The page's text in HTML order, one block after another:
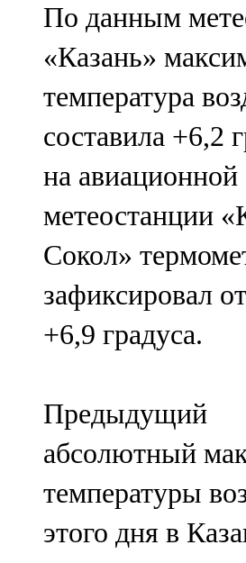
107,7 FM
Чистай
103,0 FM
Чүпрәле
91,0 FM
Шәмәрдән
102,3 FM
Яңа чишмә
107,0 FM
105,5 FM
По данным
«Казань»
температура
составила +6,2
на авиационной
метеостанции
Сокол»
зафиксировал
+6,9 градуса.
Предыдущий
абсолютный
температуры
этого дня в